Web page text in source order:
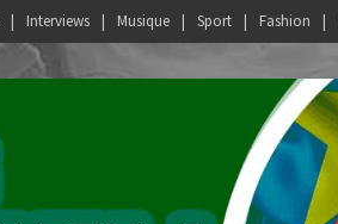
Interviews Musique Sport Fashion